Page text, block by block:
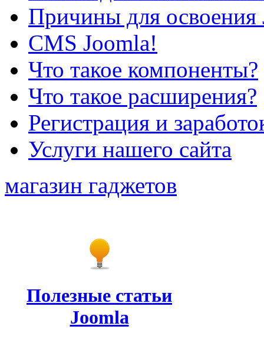
Причины для освоения
CMS Joomla!
Что такое компоненты?
Что такое расширения?
Регистрация и
Услуги нашего сайта
магазин гаджетов
Полезные статьи
Joomla